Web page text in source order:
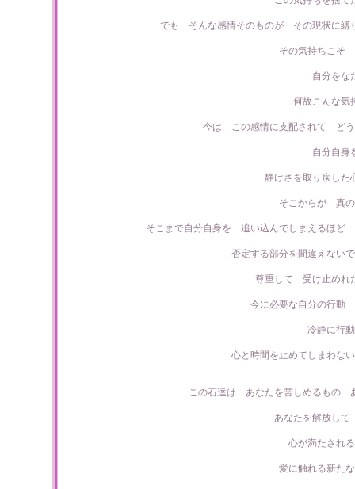
でも そんな感情そのものが その現状に縛
その気持ちこそ
自分をな
何故こんな気
今は この感情に支配されて どう
自分自身
静けさを取り戻し
そこからが 真
そこまで自分自身を 追い込んでしまえるほど
否定する部分を間違えな
尊重して 受け止め
今に必要な自分の行動
冷静に行
心と時間を止めてしまわな
この石達は あなたを苦しめるもの
あなたを解放し
心が満たされ
愛に触れる新た